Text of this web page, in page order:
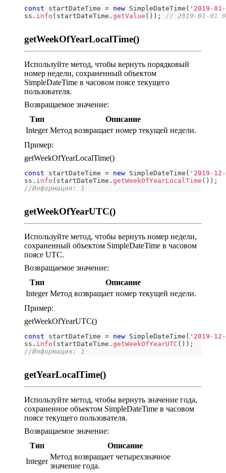
const startDateTime = new SimpleDateTime ( '2019-
ss . info ( startDateTime . getValue ( ) ) ; // 2019-01-01
getWeekOfYearLocalTime()
Используйте метод, чтобы вернуть порядковый
номер недели, сохраненный объектом
SimpleDateTime в часовом поясе текущего
пользователя.
Возвращаемое значение:
Тип
Описание
Integer Метод возвращает номер текущей недели.
Пример:
getWeekOfYearLocalTime()
const startDateTime = new SimpleDateTime ( '2019-
ss . info ( startDateTime . getWeekOfYearLocalTime ( ) ) ;
//Информация: 1
getWeekOfYearUTC()
Используйте метод, чтобы вернуть номер недели,
сохраненный объектом SimpleDateTime в часовом
поясе UTC.
Возвращаемое значение:
Тип
Описание
Integer Метод возвращает номер текущей недели.
Пример:
getWeekOfYearUTC()
const startDateTime = new SimpleDateTime ( '2019-
ss . info ( startDateTime . getWeekOfYearUTC ( ) ) ;
//Информация: 1
getYearLocalTime()
Используйте метод, чтобы вернуть значение года,
сохраненное объектом SimpleDateTime в часовом
поясе текущего пользователя.
Возвращаемое значение:
Тип
Описание
Integer
Метод возвращает четырехзначное
значение года.